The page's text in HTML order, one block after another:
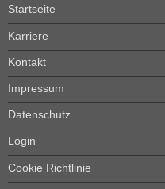
Startseite
Karriere
Kontakt
Impressum
Datenschutz
Login
Cookie Richtlinie